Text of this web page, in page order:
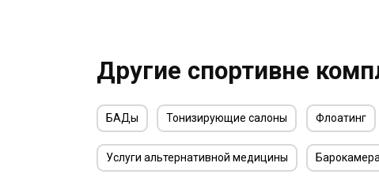
Другие спортивне
БАДы Тонизирующие салоны Флоатинг
Услуги альтернативной медицины